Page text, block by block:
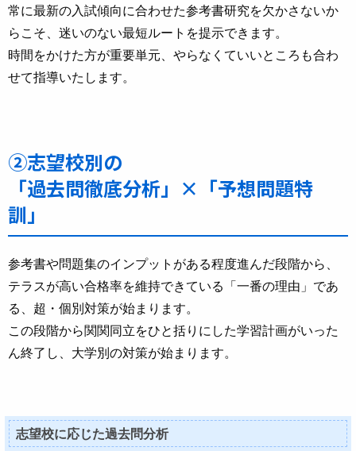
常に最新の入試傾向に合わせた参考書研究を欠かさないか
らこそ、迷いのない最短ルートを提示できます。
時間をかけた方が重要単元、やらなくていいところも合わ
せて指導いたします。
②志望校別の
「過去問徹底分析」×「予想問題特
訓」
参考書や問題集のインプットがある程度進んだ段階から、
テラスが高い合格率を維持できている「一番の理由」であ
る、超・個別対策が始まります。
この段階から関関同立をひと括りにした学習計画がいった
ん終了し、大学別の対策が始まります。
志望校に応じた過去問分析